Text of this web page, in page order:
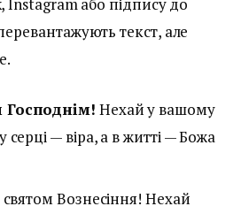
текст, але
Господнім! Нехай у вашому
— віра, а в житті — Божа
святом Вознесіння! Нехай